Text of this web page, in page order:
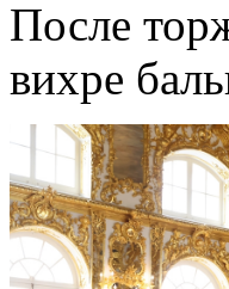
После
вихре